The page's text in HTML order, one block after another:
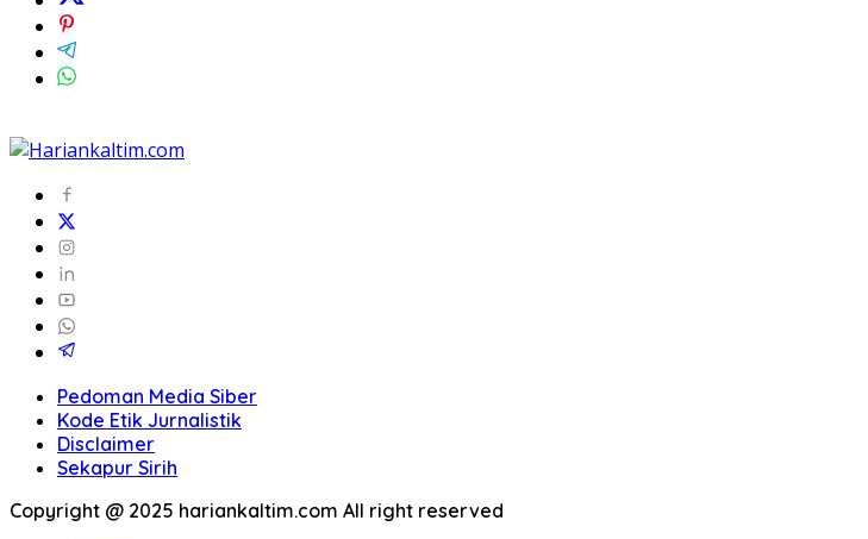
Pedoman Media Siber
Kode Etik Jurnalistik
Disclaimer
Sekapur Sirih
Copyright @ 2025 hariankaltim.com All right reserved